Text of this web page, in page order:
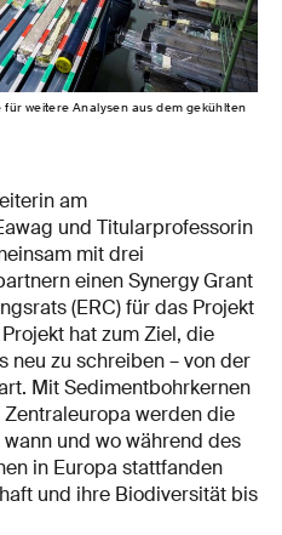
weitere Analysen aus dem gekühlten
am
und Titularprofessorin
mit drei
einen Synergy Grant
(ERC) für das Projekt
hat zum Ziel, die
neu zu schreiben – von der
Mit Sedimentbohrkernen
werden die
und wo während des
in Europa stattfanden
und ihre Biodiversität bis